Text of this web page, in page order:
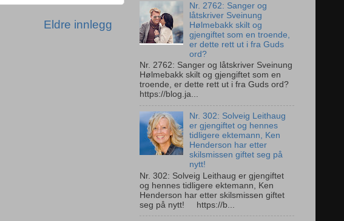
Eldre innlegg
Nr. 2762: Sanger og
låtskriver Sveinung
Hølmebakk skilt og
gjengiftet som en troende,
er dette rett ut i fra Guds
ord?
Nr. 2762: Sanger og låtskriver Sveinung
Hølmebakk skilt og gjengiftet som en
troende, er dette rett ut i fra Guds ord?
https://blog.ja...
Nr. 302: Solveig Leithaug
er gjengiftet og hennes
tidligere ektemann, Ken
Henderson har etter
skilsmissen giftet seg på
nytt!
Nr. 302: Solveig Leithaug er gjengiftet
og hennes tidligere ektemann, Ken
Henderson har etter skilsmissen giftet
seg på nytt! https://b...